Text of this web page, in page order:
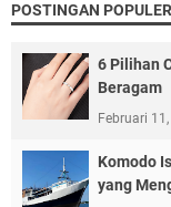
POSTINGAN POPULER
6 Pilihan
Beragam
Februari
Komodo
yang